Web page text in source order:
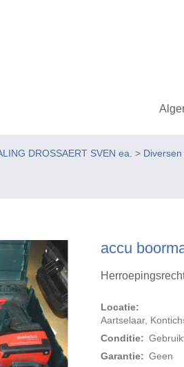
DROSSAERT SVEN ea. > Diversen
accu
Locatie:
Aartselaar,
Conditie:
Garantie: Geen